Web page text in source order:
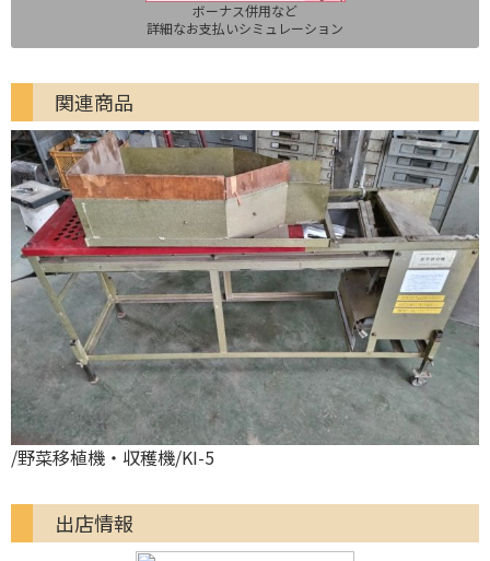
ボーナス併用など
詳細なお支払いシミュレーション
関連商品
/野菜移植機・収穫機/KI-5
出店情報